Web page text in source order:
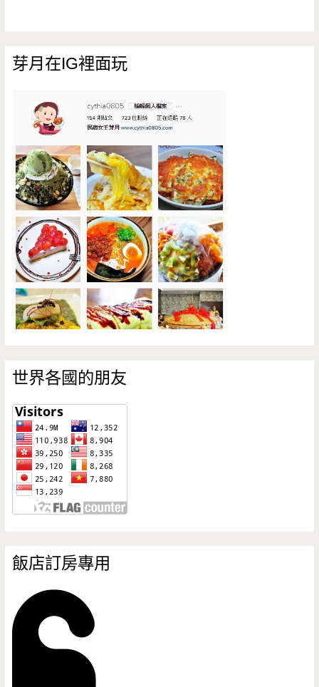
芽月在IG裡面玩
世界各國的朋友
飯店訂房專用